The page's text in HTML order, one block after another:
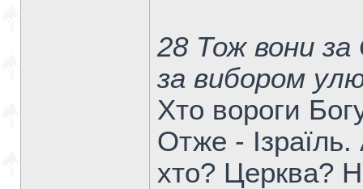
28 Тож вони за
за вибором
Хто вороги
Отже -
хто? Церква?